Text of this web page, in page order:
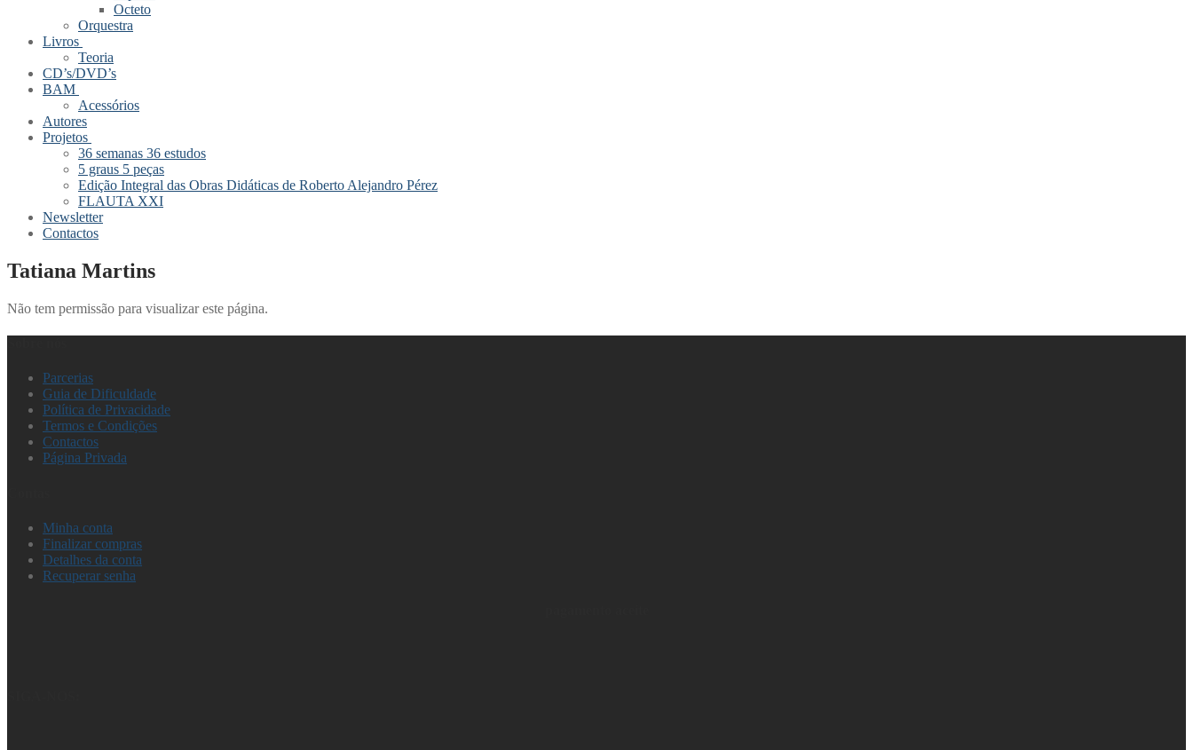
Octeto
Orquestra
Livros
Teoria
CD’s/DVD’s
BAM
Acessórios
Autores
Projetos
36 semanas 36 estudos
5 graus 5 peças
Edição Integral das Obras Didáticas de Roberto Alejandro Pérez
FLAUTA XXI
Newsletter
Contactos
Tatiana Martins
Não tem permissão para visualizar este página.
Parcerias
Guia de Dificuldade
Política de Privacidade
Termos e Condições
Contactos
Página Privada
Minha conta
Finalizar compras
Detalhes da conta
Recuperar senha